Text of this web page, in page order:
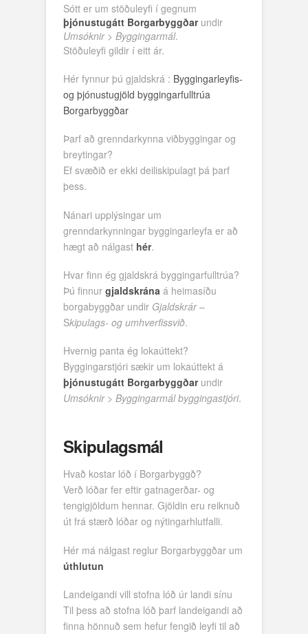
Sótt er um stöðuleyfi í gegnum
þjónustugátt Borgarbyggðarundir
Umsóknir>Byggingarmál.
Stöðuleyfi gildir í eitt ár.
Hér fynnur þú gjaldskrá : Byggingarleyfis-
og þjónustugjöld byggingarfulltrúa
Borgarbyggðar
Þarf að grenndarkynna viðbyggingar og
breytingar?
Ef svæðið er ekki deiliskipulagt þá þarf
þess.
Nánari upplýsingar um
grenndarkynningar byggingarleyfa er að
hægt að nálgast hér.
Hvar finn ég gjaldskrá byggingarfulltrúa?
Þú finnurgjaldskrána á heimasíðu
borgabyggðar undir Gjaldskrár–
Skipulags- og umhverfissvið.
Hvernig panta ég lokaúttekt?
Byggingarstjóri sækir um lokaúttekt á
þjónustugátt Borgarbyggðarundir
Umsóknir>Byggingarmál byggingastjóri.
Skipulagsmál
Hvað kostar lóð í Borgarbyggð?
Verð lóðar fer eftir gatnagerðar- og
tengigjöldum hennar. Gjöldin eru reiknuð
út frá stærð lóðar og nýtingarhlutfalli.
Hér má nálgast reglur Borgarbyggðar um
úthlutun
Landeigandi vill stofna lóð úr landi sínu
Til þess að stofna lóð þarf landeigandi að
finna hönnuð sem hefur fengið leyfi til að